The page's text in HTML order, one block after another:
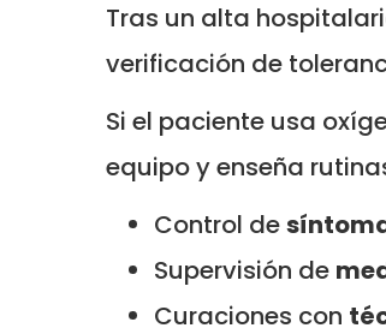
Tras un alta
verificación de
Si el paciente usa
equipo y enseña
Control de
Supervisión de
Curaciones con